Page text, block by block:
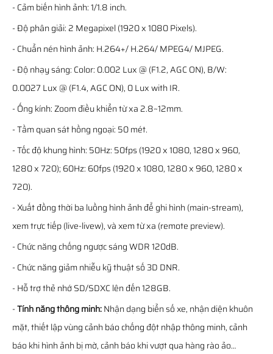
- Cảm biến hình ảnh: 1/1.8 inch.
- Độ phân giải: 2 Megapixel (1920 x 1080 Pixels).
- Chuẩn nén hình ảnh: H.264+/ H.264/ MPEG4/ MJPEG.
- Độ nhạy sáng: Color: 0.002 Lux @ (F1.2, AGC ON), B/W:
0.0027 Lux @ (F1.4, AGC ON), 0 Lux with IR.
- Ống kính: Zoom điều khiển từ xa 2.8~12mm.
- Tầm quan sát hồng ngoại: 50 mét.
- Tốc độ khung hình: 50Hz: 50fps (1920 x 1080, 1280 x 960,
1280 x 720); 60Hz: 60fps (1920 x 1080, 1280 x 960, 1280 x
720).
- Xuất đồng thời ba luồng hình ảnh để ghi hình (main-stream),
xem trực tiếp (live-livew), và xem từ xa (remote preview).
- Chức năng chống ngược sáng WDR 120dB.
- Chức năng giảm nhiễu kỹ thuật số 3D DNR.
- Hỗ trợ thẻ nhớ SD/SDXC lên đến 128GB.
-Tính năng thông minh:Nhận dạng biển số xe, nhận diện khuôn
mặt, thiết lập vùng cảnh báo chống đột nhập thông minh, cảnh
báo khi hình ảnh bị mờ, cảnh báo khi vượt qua hàng rào ảo…